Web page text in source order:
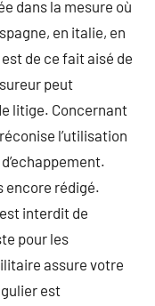
dans la mesure où
en italie, en
de ce fait aisé de
peut
litige. Concernant
l’utilisation
encore rédigé.
interdit de
pour les
assure votre
est